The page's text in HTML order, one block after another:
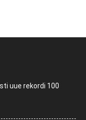
uue rekordi 100